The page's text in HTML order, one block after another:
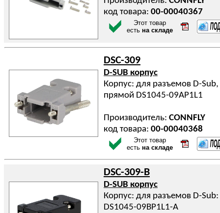
код товара: 00-00040367
Этот товар
есть на складе
DSC-309
D-SUB корпус
Корпус: для разъемов D-
прямой DS1045-09AP1L1
Производитель: CONNFLY
код товара: 00-00040368
Этот товар
есть на складе
DSC-309-B
D-SUB корпус
Корпус: для разъемов D-
DS1045-09BP1L1-A